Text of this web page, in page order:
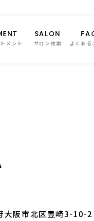
メント
SALON
サロン検索 よくある
大阪市北区豊崎3-10-